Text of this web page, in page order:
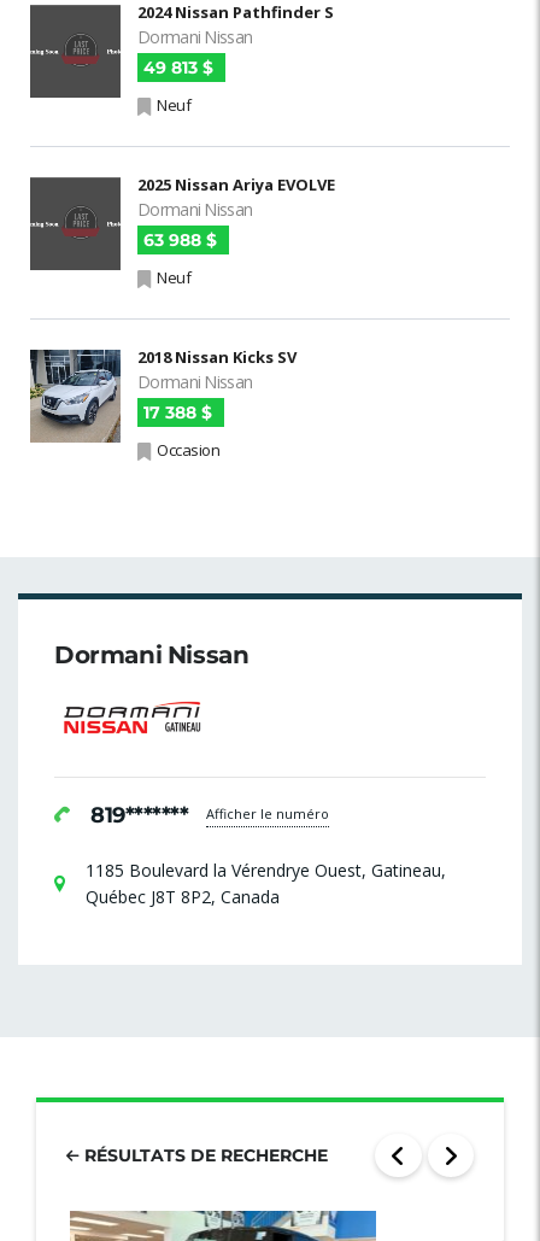
2024 Nissan Pathfinder S
Dormani Nissan
49 813 $
Neuf
2025 Nissan Ariya EVOLVE
Dormani Nissan
63 988 $
Neuf
2018 Nissan Kicks SV
Dormani Nissan
17 388 $
Occasion
Dormani Nissan
819******* Afficher le numéro
1185 Boulevard la Vérendrye Ouest, Gatineau,
Québec J8T 8P2, Canada
RÉSULTATS DE RECHERCHE